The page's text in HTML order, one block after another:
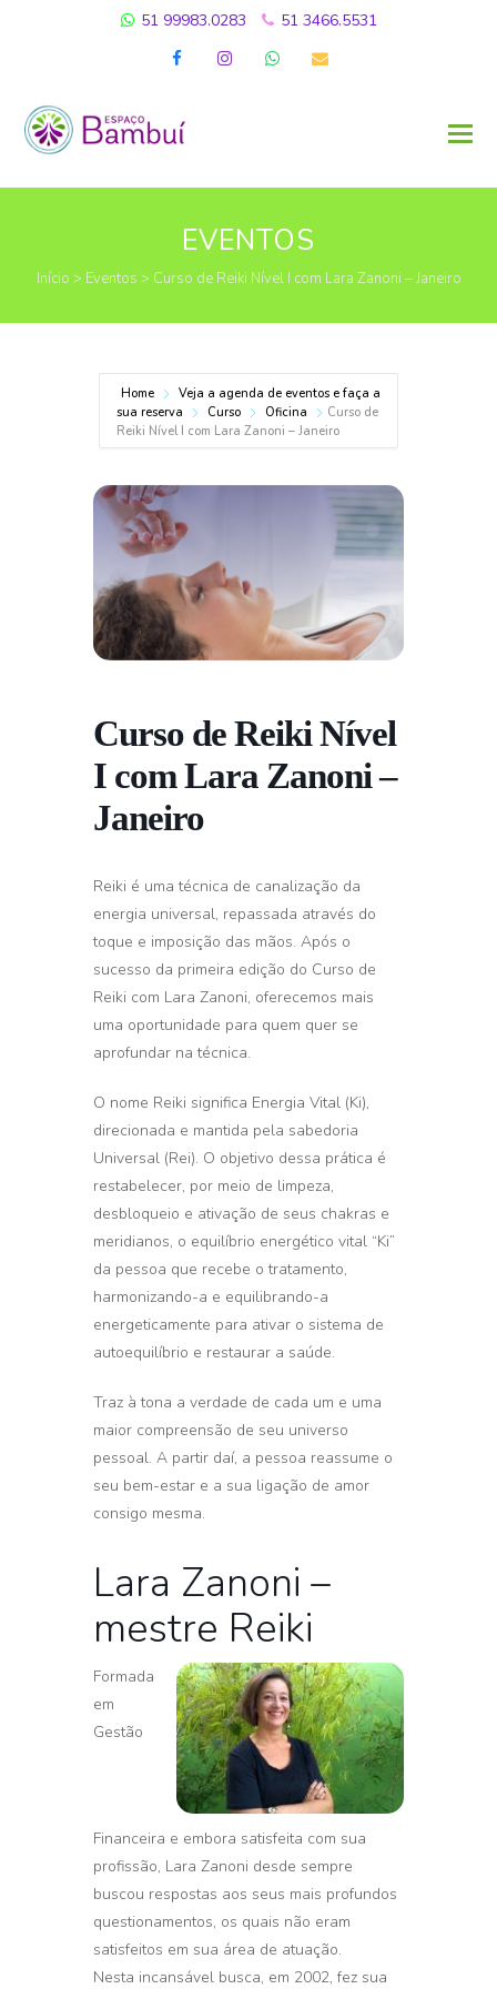
51 99983.0283 51 3466.5531
FacebookInstagramWhatsapp
Email
EVENTOS
Início > Eventos > Curso de Reiki Nível I com Lara Zanoni – Janeiro
Home
Veja a agenda de eventos e faça a
sua reserva
Curso Oficina
Curso de
Reiki Nível I com Lara Zanoni – Janeiro
Curso de Reiki Nível
I com Lara Zanoni –
Janeiro
Reiki é uma técnica de canalização da
energia universal, repassada através do
toque e imposição das mãos. Após o
sucesso da primeira edição do Curso de
Reiki com Lara Zanoni, oferecemos mais
uma oportunidade para quem quer se
aprofundar na técnica.
O nome Reiki significa Energia Vital (Ki),
direcionada e mantida pela sabedoria
Universal (Rei). O objetivo dessa prática é
restabelecer, por meio de limpeza,
desbloqueio e ativação de seus chakras e
meridianos, o equilíbrio energético vital “Ki”
da pessoa que recebe o tratamento,
harmonizando-a e equilibrando-a
energeticamente para ativar o sistema de
autoequilíbrio e restaurar a saúde.
Traz à tona a verdade de cada um e uma
maior compreensão de seu universo
pessoal. A partir daí, a pessoa reassume o
seu bem-estar e a sua ligação de amor
consigo mesma.
Lara Zanoni –
mestre Reiki
Formada
em
Gestão
Financeira e embora satisfeita com sua
profissão, Lara Zanoni desde sempre
buscou respostas aos seus mais profundos
questionamentos, os quais não eram
satisfeitos em sua área de atuação.
Nesta incansável busca, em 2002, fez sua